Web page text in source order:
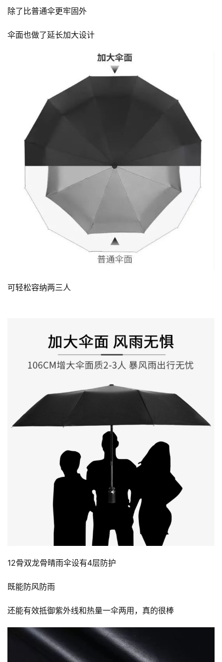
除了比普通伞更牢固外
伞面也做了延长加大设计
可轻松容纳两三人
12骨双龙骨晴雨伞设有4层防护
既能防风防雨
还能有效抵御紫外线和热量一伞两用，真的很棒